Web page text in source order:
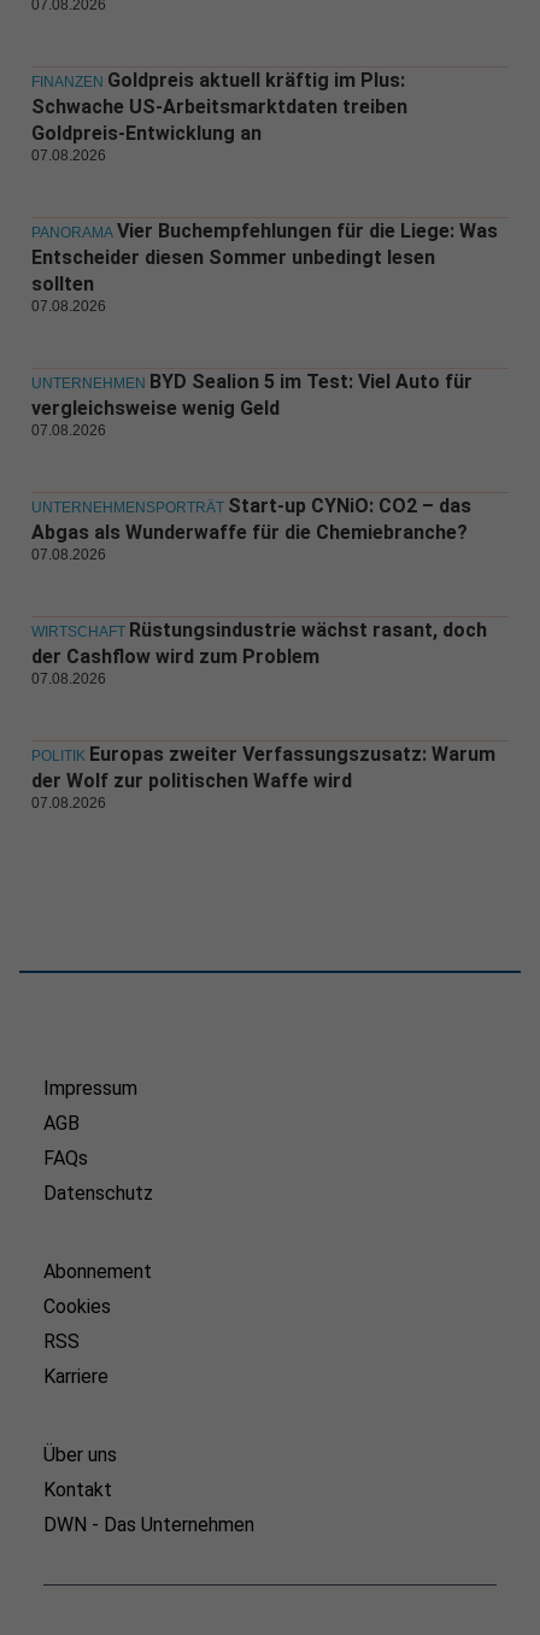
07.08.2026
FINANZEN Goldpreis aktuell kräftig im Plus:
Schwache US-Arbeitsmarktdaten treiben
Goldpreis-Entwicklung an
07.08.2026
PANORAMA Vier Buchempfehlungen für die Liege: Was
Entscheider diesen Sommer unbedingt lesen
sollten
07.08.2026
UNTERNEHMEN BYD Sealion 5 im Test: Viel Auto für
vergleichsweise wenig Geld
07.08.2026
UNTERNEHMENSPORTRÄT Start-up CYNiO: CO2 – das
Abgas als Wunderwaffe für die Chemiebranche?
07.08.2026
WIRTSCHAFT Rüstungsindustrie wächst rasant, doch
der Cashflow wird zum Problem
07.08.2026
POLITIK Europas zweiter Verfassungszusatz: Warum
der Wolf zur politischen Waffe wird
07.08.2026
Impressum
AGB
FAQs
Datenschutz
Abonnement
Cookies
RSS
Karriere
Über uns
Kontakt
DWN - Das Unternehmen